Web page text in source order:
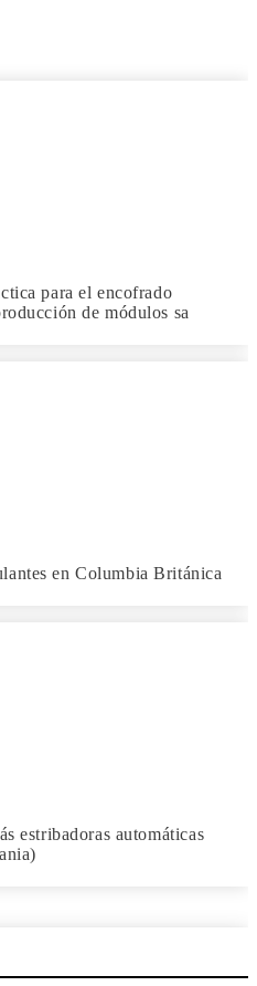
para el encofrado
de módulos sa
en Columbia Británica
estribadoras automáticas